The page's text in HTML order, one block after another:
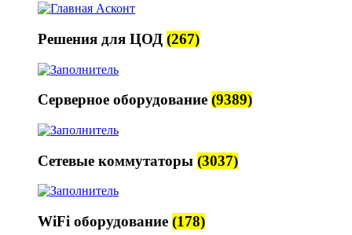
Решения для ЦОД (267)
Серверное оборудование (9389)
Сетевые коммутаторы (3037)
WiFi оборудование (178)